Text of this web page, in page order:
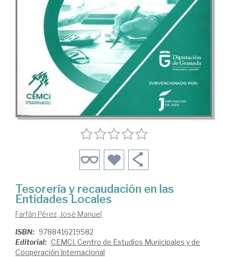
Tesorería y recaudación en las
Entidades Locales
Farfán Pérez, José Manuel
ISBN: 9788416219582
Editorial: CEMCI. Centro de Estudios Municipales y de
Cooperación Internacional